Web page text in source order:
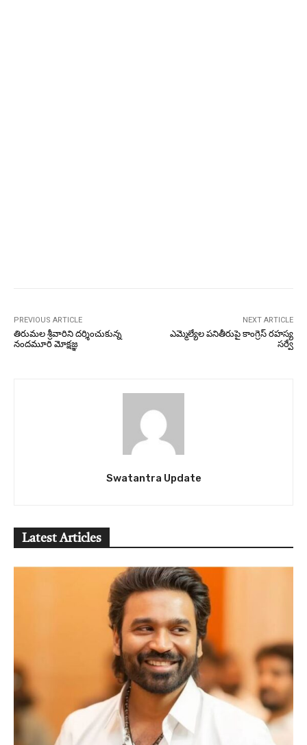
PREVIOUS ARTICLE
తిరుమల శ్రీవారిని దర్శించుకున్న
నందమూరి మోక్షజ్ఞ
NEXT ARTICLE
ఎమ్మెల్యేల పనితీరుపై కాంగ్రెస్‌ రహస్య
సర్వే
Swatantra Update
Latest Articles